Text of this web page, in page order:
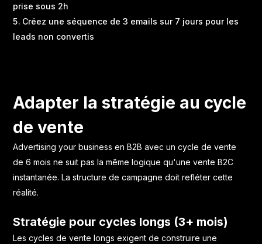
prise sous 2h
Créez une séquence de 3 emails sur 7 jours pour les
leads non convertis
Adapter la stratégie au cycle
de vente
Advertising your business en B2B avec un cycle de vente
de 6 mois ne suit pas la même logique qu'une vente B2C
instantanée. La structure de campagne doit refléter cette
réalité.
Stratégie pour cycles longs (3+ mois)
Les cycles de vente longs exigent de construire une